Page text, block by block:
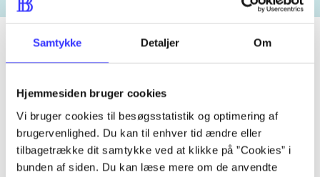
Samtykke Detaljer Om
Hjemmesiden bruger cookies
Vi bruger cookies til besøgsstatistik og optimering af
brugervenlighed. Du kan til enhver tid ændre eller
tilbagetrække dit samtykke ved at klikke på ”Cookies” i
bunden af siden. Du kan læse mere om de anvendte
Tidsskrift
lorem ipsum dolor sit amet ...
Tidsskrift